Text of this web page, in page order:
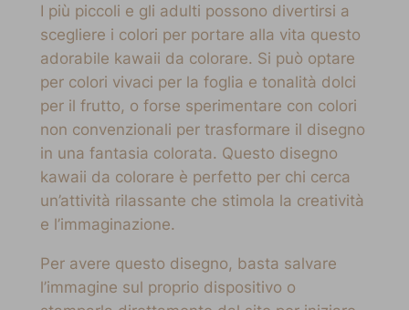
I più piccoli e gli adulti possono divertirsi a
scegliere i colori per portare alla vita questo
adorabile kawaii da colorare. Si può optare
per colori vivaci per la foglia e tonalità dolci
per il frutto, o forse sperimentare con colori
non convenzionali per trasformare il disegno
in una fantasia colorata. Questo disegno
kawaii da colorare è perfetto per chi cerca
un’attività rilassante che stimola la creatività
e l’immaginazione.
Per avere questo disegno, basta salvare
l’immagine sul proprio dispositivo o